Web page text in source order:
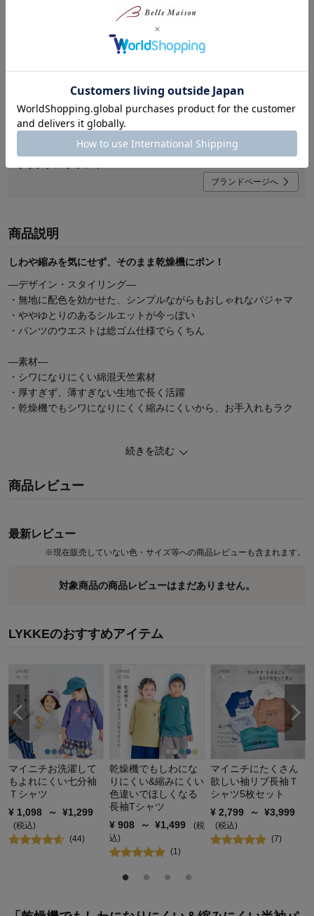
リッケ/LYKKE
こども服を、もっとかしこく、もっとかわいく。
かわいいデザインと忙しい毎日を助ける機能性がついた子供服
ブランドページへ
商品説明
しわや縮みを気にせず、そのまま乾燥機にポン！
―デザイン・スタイリング―
・無地に配色を効かせた、シンプルながらもおしゃれなパジャマ
・ややゆとりのあるシルエットが今っぽい
・パンツのウエストは総ゴム仕様でらくちん
―素材―
・シワになりにくい綿混天竺素材
・厚すぎず、薄すぎない生地で長く活躍
・乾燥機でもシワになりにくく縮みにくいから、お手入れもラク
・油性ペンで直接書けてにじみにくいお名前スペース2枚付き
続きを読む
商品レビュー
最新レビュー
※現在販売していない色・サイズ等への商品レビューも含まれます。
対象商品の商品レビューはまだありません。
LYKKEのおすすめアイテム
マイニチお洗濯して
もよれにくい七分袖
Ｔシャツ
¥ 1,098 ～ ¥1,299
(税込)
(44)
乾燥機でもしわにな
りにくい&縮みにくい
色違いでほしくなる
長袖Tシャツ
¥ 908 ～ ¥1,499
(税
込)
(1)
マイニチにたくさん
欲しい袖リブ長袖Ｔ
シャツ5枚セット
¥ 2,799 ～ ¥3,999
(税込)
(7)